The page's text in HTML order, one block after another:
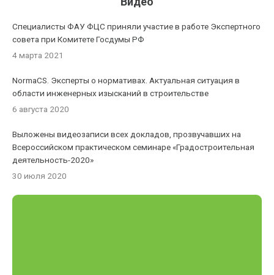
Специалисты ФАУ ФЦС приняли участие в работе Экспертного
совета при Комитете Госдумы РФ
4 марта 2021
NormaCS. Эксперты о нормативах. Актуальная ситуация в
области инженерных изысканий в строительстве
6 августа 2020
Выложены видеозаписи всех докладов, прозвучавших на
Всероссийском практическом семинаре «Градостроительная
деятельность-2020»
30 июля 2020